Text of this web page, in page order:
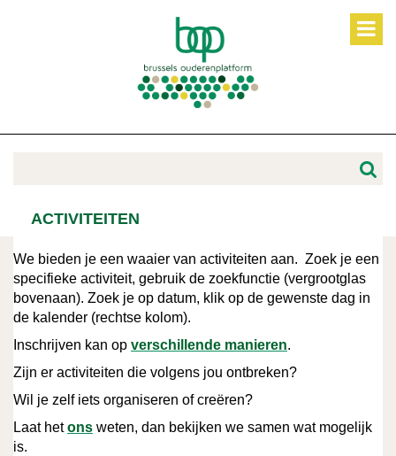
ACTIVITEITEN
We bieden je een waaier van activiteiten aan. Zoek je een
specifieke activiteit, gebruik de zoekfunctie (vergrootglas
bovenaan). Zoek je op datum, klik op de gewenste dag in
de kalender (rechtse kolom).
Inschrijven kan op verschillende manieren.
Zijn er activiteiten die volgens jou ontbreken?
Wil je zelf iets organiseren of creëren?
Laat hetons weten, dan bekijken we samen wat mogelijk
is.